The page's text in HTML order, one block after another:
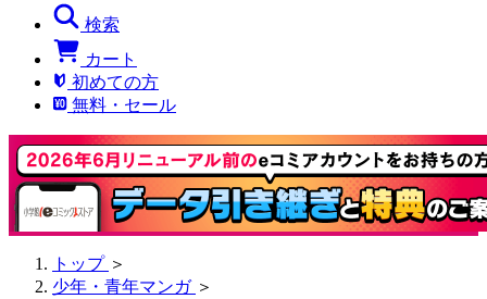
検索
カート
初めての方
無料・セール
トップ ＞
少年・青年マンガ ＞